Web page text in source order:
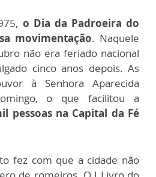
o Dia da Padroeira do
movimentação. Naquele
não era feriado nacional
cinco anos depois. As
à Senhora Aparecida
o que facilitou a
pessoas na Capital da Fé
fez com que a cidade não